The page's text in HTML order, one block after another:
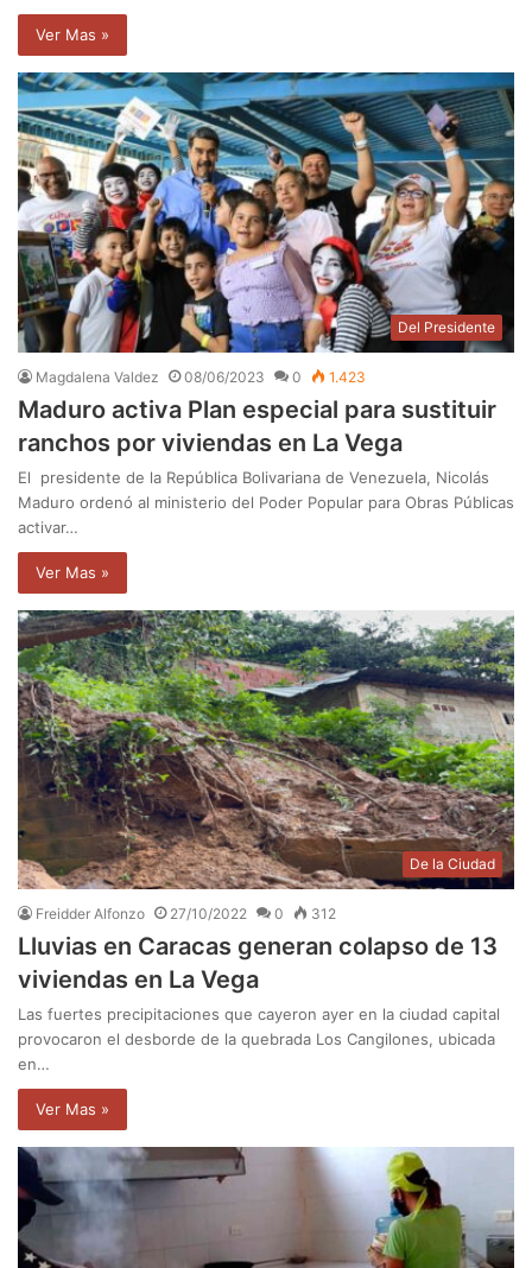
Ver Mas »
Del Presidente
Magdalena Valdez 08/06/2023 0 1.423
Maduro activa Plan especial para sustituir
ranchos por viviendas en La Vega
El presidente de la República Bolivariana de Venezuela, Nicolás
Maduro ordenó al ministerio del Poder Popular para Obras Públicas
activar…
Ver Mas »
De la Ciudad
Freidder Alfonzo 27/10/2022 0 312
Lluvias en Caracas generan colapso de 13
viviendas en La Vega
Las fuertes precipitaciones que cayeron ayer en la ciudad capital
provocaron el desborde de la quebrada Los Cangilones, ubicada
en…
Ver Mas »